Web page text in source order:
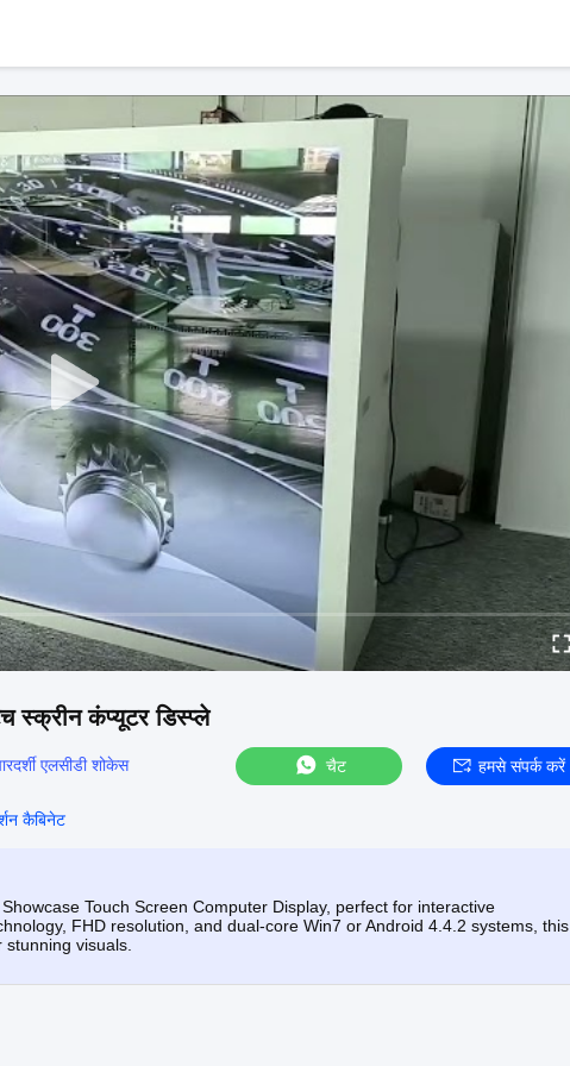
स्क्रीन कंप्यूटर डिस्प्ले
एलसीडी शोकेस चैट हमसे संपर्क करें
कैबिनेट
Touch Screen Computer Display, perfect for interactive
FHD resolution, and dual-core Win7 or Android 4.4.2 systems, this
visuals.